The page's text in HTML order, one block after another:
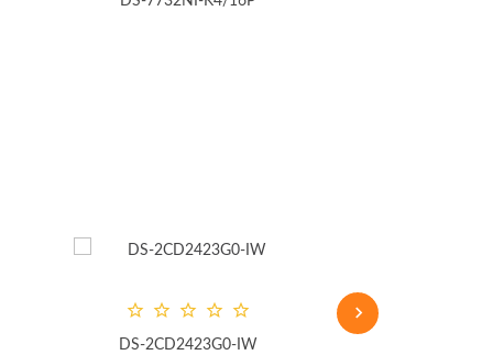
DS-2CD2423G0-IW